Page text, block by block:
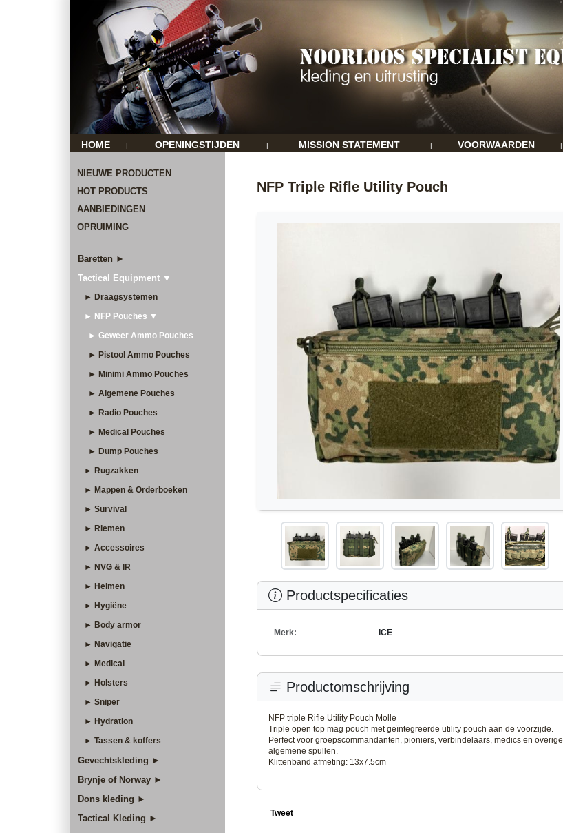
HOME | OPENINGSTIJDEN | MISSION STATEMENT | VOORWAARDEN |
NIEUWE PRODUCTEN
HOT PRODUCTS
AANBIEDINGEN
OPRUIMING
Baretten ►
Tactical Equipment ▼
► Draagsystemen
► NFP Pouches ▼
► Geweer Ammo Pouches
► Pistool Ammo Pouches
► Minimi Ammo Pouches
► Algemene Pouches
► Radio Pouches
► Medical Pouches
► Dump Pouches
► Rugzakken
► Mappen & Orderboeken
► Survival
► Riemen
► Accessoires
► NVG & IR
► Helmen
► Hygiëne
► Body armor
► Navigatie
► Medical
► Holsters
► Sniper
► Hydration
► Tassen & koffers
Gevechtskleding ►
Brynje of Norway ►
Dons kleding ►
Tactical Kleding ►
NFP Triple Rifle Utility Pouch
Productspecificaties
Merk: ICE
Productomschrijving
NFP triple Rifle Utility Pouch Molle
Triple open top mag pouch met geïntegreerde utility pouch aan de voorzijde.
Perfect voor groepscommandanten, pioniers, verbindelaars, medics en overige
algemene spullen.
Klittenband afmeting: 13x7.5cm
Tweet